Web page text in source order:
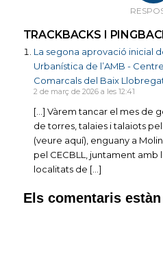
TRACKBACKS I
La segona aprovació inicial
Urbanística de l’AMB -
Comarcals del Baix
2 de març de 2026 a les 12:41
[…] Vàrem tancar el mes de
de torres, talaies i talaiots
(veure aquí), enguany a
pel CECBLL, juntament amb
localitats de […]
Els comentaris